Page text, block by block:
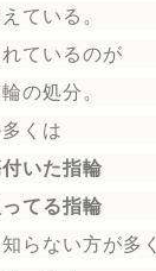
ている。
ているのが
の処分。
くは
いた指輪
てる指輪
らない方が多く